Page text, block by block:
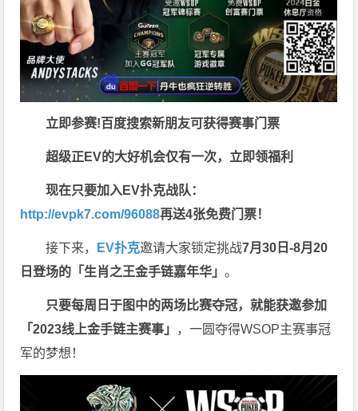
立即参赛!百度搜索新朋友可获得赛事门票
超级正EV的大好机会仅有一次，立即领福利
现在只要加入EV扑克战队：
http://evpk7.com/96088再送4张免费门票！
接下来， EV扑克邀请大家锁定挑战7月30日-8月20
日登场的「生肖之王金手链嘉年华」。
只要每周日于图中的两场比赛夺冠，就能获邀参加
「2023线上金手链主赛事」 ，一圆夺得WSOP主赛事冠
军的梦想！